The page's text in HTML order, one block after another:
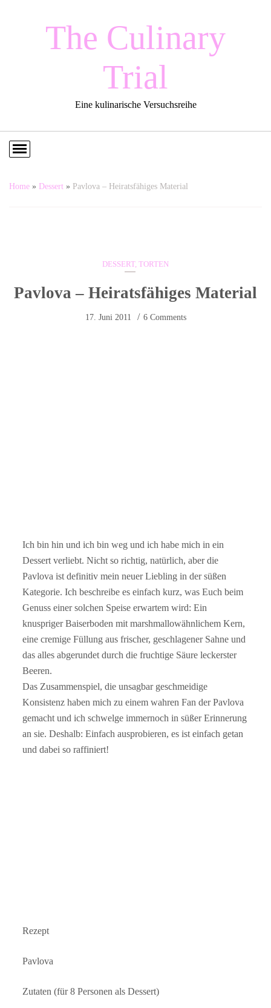
The Culinary
Trial
Eine kulinarische Versuchsreihe
Home » Dessert » Pavlova – Heiratsfähiges Material
DESSERT, TORTEN
Pavlova – Heiratsfähiges Material
17. Juni 2011 6 Comments
Ich bin hin und ich bin weg und ich habe mich in ein
Dessert verliebt. Nicht so richtig, natürlich, aber die
Pavlova ist definitiv mein neuer Liebling in der süßen
Kategorie. Ich beschreibe es einfach kurz, was Euch beim
Genuss einer solchen Speise erwartem wird: Ein
knuspriger Baiserboden mit marshmallowähnlichem Kern,
eine cremige Füllung aus frischer, geschlagener Sahne und
das alles abgerundet durch die fruchtige Säure leckerster
Beeren.
Das Zusammenspiel, die unsagbar geschmeidige
Konsistenz haben mich zu einem wahren Fan der Pavlova
gemacht und ich schwelge immernoch in süßer Erinnerung
an sie. Deshalb: Einfach ausprobieren, es ist einfach getan
und dabei so raffiniert!
Rezept
Pavlova
Zutaten (für 8 Personen als Dessert)